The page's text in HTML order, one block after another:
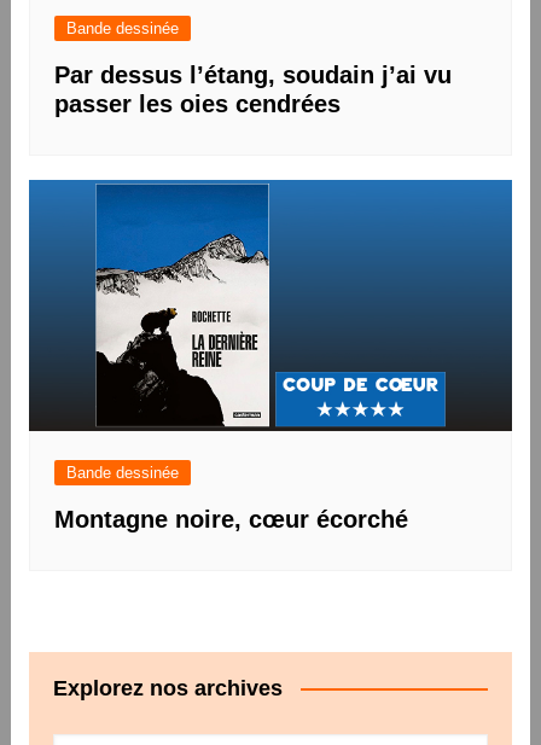
Bande dessinée
Par dessus l’étang, soudain j’ai vu
passer les oies cendrées
Bande dessinée
Montagne noire, cœur écorché
Explorez nos archives